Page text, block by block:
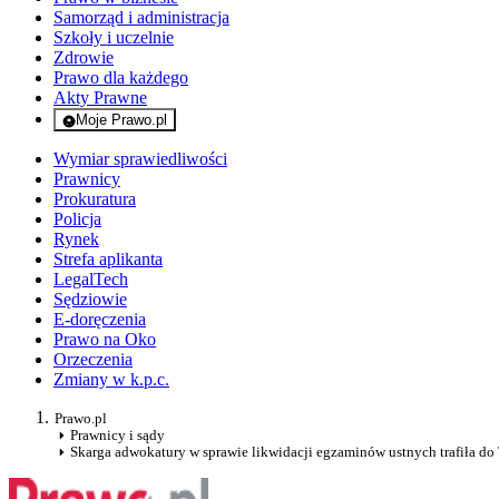
Samorząd i administracja
Szkoły i uczelnie
Zdrowie
Prawo dla każdego
Akty Prawne
Moje Prawo.pl
- rejestracja i logowanie do serwisu
Wymiar sprawiedliwości
Prawnicy
Prokuratura
Policja
Rynek
Strefa aplikanta
LegalTech
Sędziowie
E-doręczenia
Prawo na Oko
Orzeczenia
Zmiany w k.p.c.
Prawo.pl
Prawnicy i sądy
Skarga adwokatury w sprawie likwidacji egzaminów ustnych trafiła do